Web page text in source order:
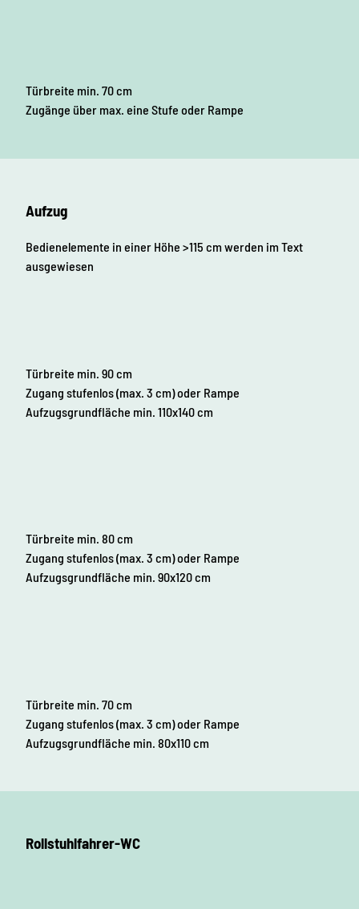
Türbreite min. 70 cm
Zugänge über max. eine Stufe oder Rampe
Aufzug
Bedienelemente in einer Höhe >115 cm werden im Text
ausgewiesen
Türbreite min. 90 cm
Zugang stufenlos (max. 3 cm) oder Rampe
Aufzugsgrundfläche min. 110x140 cm
Türbreite min. 80 cm
Zugang stufenlos (max. 3 cm) oder Rampe
Aufzugsgrundfläche min. 90x120 cm
Türbreite min. 70 cm
Zugang stufenlos (max. 3 cm) oder Rampe
Aufzugsgrundfläche min. 80x110 cm
Rollstuhlfahrer-WC